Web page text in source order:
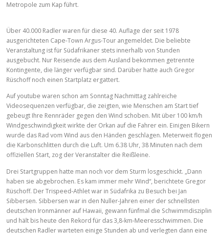
Metropole zum Kap führt.
Über 40.000 Radler waren für diese 40. Auflage der seit 1978
ausgerichteten Cape-Town Argus-Tour angemeldet. Die beliebte
Veranstaltung ist für Südafrikaner stets innerhalb von Stunden
ausgebucht. Nur Reisende aus dem Ausland bekommen getrennte
Kontingente, die länger verfügbar sind. Darüber hatte auch Gregor
Rüschoff noch einen Startplatz ergattert.
Auf youtube waren schon am Sonntag Nachmittag zahlreiche
Videosequenzen verfügbar, die zeigten, wie Menschen am Start tief
gebeugt Ihre Rennräder gegen den Wind schoben. Mit über 100 km/h
Windgeschwindigkeit wirkte der Orkan auf die Fahrer ein. Einigen Bikern
wurde das Rad vom Wind aus den Händen geschlagen. Meterweit flogen
die Karbonschlitten durch die Luft. Um 6.38 Uhr, 38 Minuten nach dem
offiziellen Start, zog der Veranstalter die Reißleine.
Drei Startgruppen hatte man noch vor dem Sturm losgeschickt. „Dann
haben sie abgebrochen. Es kam immer mehr Wind“, berichtete Gregor
Rüschoff. Der Trispeed-Athlet war in Südafrika zu Besuch bei Jan
Sibbersen. Sibbersen war in den Nuller-Jahren einer der schnellsten
deutschen Ironmänner auf Hawaii, gewann fünfmal die Schwimmdisziplin
und hält bis heute den Rekord für das 3,8-km-Meeresschwimmen. Die
deutschen Radler warteten einige Stunden ab und verlegten dann eine